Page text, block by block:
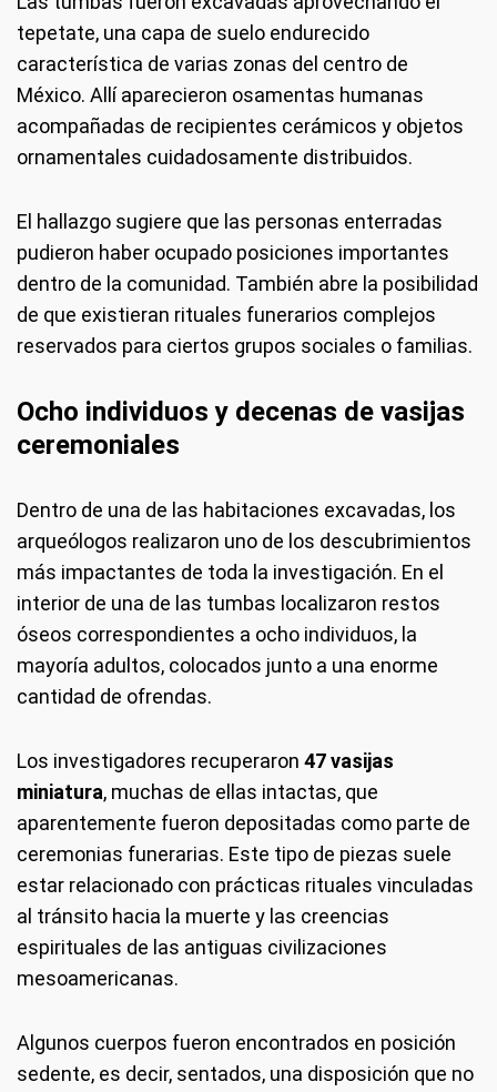
tepetate, una capa de suelo endurecido
característica de varias zonas del centro de
México. Allí aparecieron osamentas humanas
acompañadas de recipientes cerámicos y objetos
ornamentales cuidadosamente distribuidos.
El hallazgo sugiere que las personas enterradas
pudieron haber ocupado posiciones importantes
dentro de la comunidad. También abre la posibilidad
de que existieran rituales funerarios complejos
reservados para ciertos grupos sociales o familias.
Ocho individuos y decenas de vasijas
ceremoniales
Dentro de una de las habitaciones excavadas, los
arqueólogos realizaron uno de los descubrimientos
más impactantes de toda la investigación. En el
interior de una de las tumbas localizaron restos
óseos correspondientes a ocho individuos, la
mayoría adultos, colocados junto a una enorme
cantidad de ofrendas.
Los investigadores recuperaron 47 vasijas
miniatura, muchas de ellas intactas, que
aparentemente fueron depositadas como parte de
ceremonias funerarias. Este tipo de piezas suele
estar relacionado con prácticas rituales vinculadas
al tránsito hacia la muerte y las creencias
espirituales de las antiguas civilizaciones
mesoamericanas.
Algunos cuerpos fueron encontrados en posición
sedente, es decir, sentados, una disposición que no